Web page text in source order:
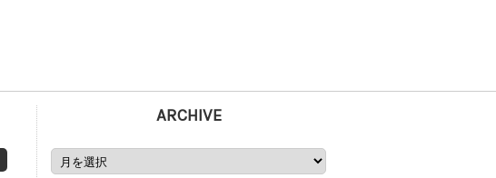
ARCHIVE